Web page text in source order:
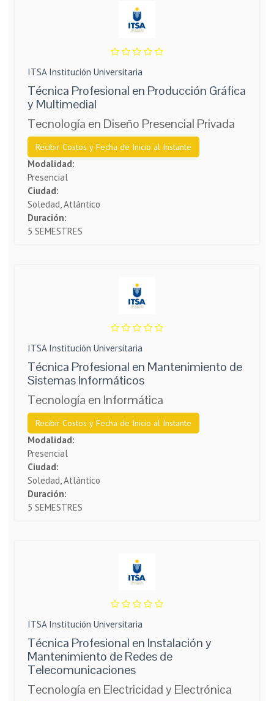
ITSA Institución Universitaria
Técnica Profesional en Producción Gráfica
y Multimedial
Tecnología en Diseño Presencial Privada
Recibir Costos y Fecha de Inicio al Instante
Modalidad:
Presencial
Ciudad:
Soledad, Atlántico
Duración:
5 SEMESTRES
ITSA Institución Universitaria
Técnica Profesional en Mantenimiento de
Sistemas Informáticos
Tecnología en Informática
Recibir Costos y Fecha de Inicio al Instante
Modalidad:
Presencial
Ciudad:
Soledad, Atlántico
Duración:
5 SEMESTRES
ITSA Institución Universitaria
Técnica Profesional en Instalación y
Mantenimiento de Redes de
Telecomunicaciones
Tecnología en Electricidad y Electrónica